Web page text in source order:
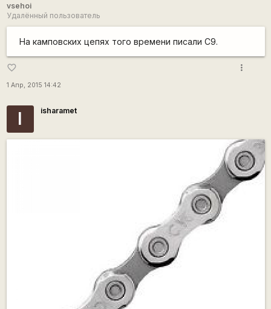
vsehoi
Удалённый пользователь
На камповских цепях того времени писали C9.
favorite_border
1 Апр, 2015 14:42
more_vert
I isharamet